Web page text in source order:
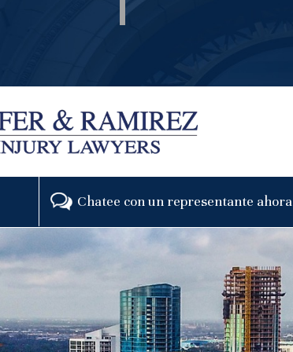
Chatee con un representante ahora